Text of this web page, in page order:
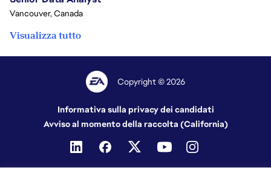
Vancouver, Canada
Visualizza tutto
Copyright © 2026
Informativa sulla privacy dei candidati
Avviso al momento della raccolta (California)